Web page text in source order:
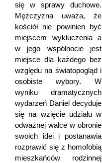
się w sprawy duchowe.
Mężczyzna uważa, że
kościół nie powinien być
miejscem wykluczenia a
w jego wspólnocie jest
miejsce dla każdego bez
względu na światopogląd i
osobiste wybory. W
wyniku dramatycznych
wydarzeń Daniel decyduje
się na wzięcie udziału w
odważnej walce w obronie
swoich idei i postanawia
rozprawić się z homofobią
mieszkańców rodzinnej